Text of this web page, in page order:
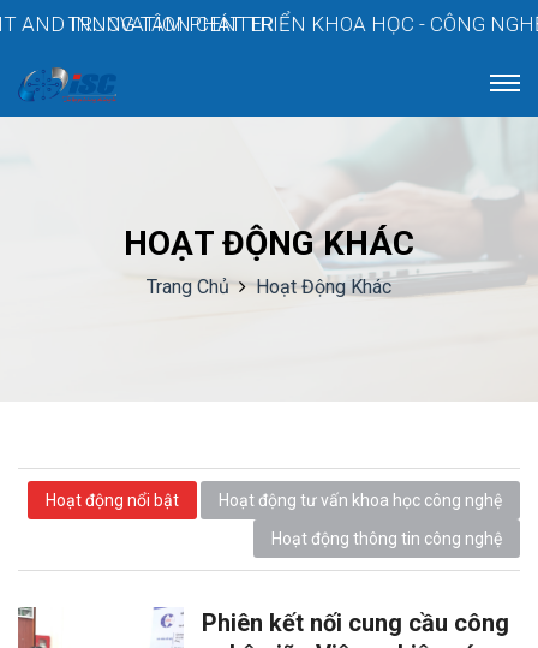
CENTER
TRUNG TÂM PHÁT TRIỂN KHOA HỌC - CÔNG NGHỆ VÀ
HOẠT ĐỘNG KHÁC
Trang Chủ Hoạt Động Khác
Hoạt động nổi bật
Hoạt động tư vấn khoa học công nghệ
Hoạt động thông tin công nghệ
Phiên kết nối cung cầu công